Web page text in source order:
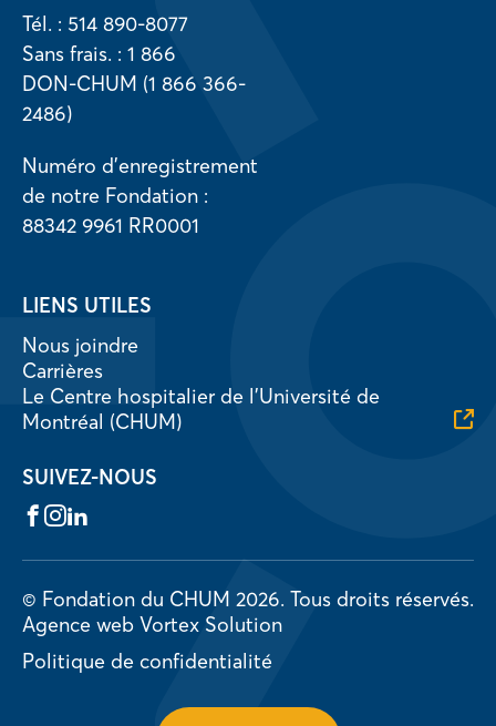
Tél. : 514 890-8077
Sans frais. : 1 866
DON-CHUM (1 866 366-
2486)
Numéro d’enregistrement
de notre Fondation :
88342 9961 RR0001
LIENS UTILES
Nous joindre
Carrières
Le Centre hospitalier de l’Université de
Montréal (CHUM)
SUIVEZ-NOUS
Facebook
Instagram
LinkedIn
© Fondation du CHUM 2026. Tous droits réservés.
Agence web Vortex Solution
Politique de confidentialité